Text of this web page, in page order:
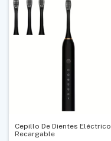
Cepillo De Dientes Eléctrico
Recargable